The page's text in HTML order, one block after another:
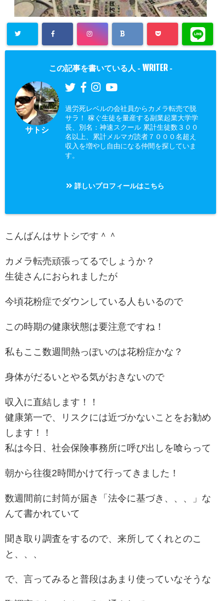
この記事を書いている人 - WRITER -
サトシ
過労死レベルの会社員からカメラ転売で脱
サラ！ 稼ぐ生徒を量産する副業起業大学学
長、別名：神速スクール 累計生徒数３００
名以上、累計メルマガ読者７０００名超え
収入を増やし自由になる仲間を探していま
す。
詳しいプロフィールはこちら
こんばんはサトシです＾＾
カメラ転売頑張ってるでしょうか？
生徒さんにおられましたが
今頃花粉症でダウンしている人もいるので
この時期の健康状態は要注意ですね！
私もここ数週間熱っぽいのは花粉症かな？
身体がだるいとやる気がおきないので
収入に直結します！！
健康第一で、リスクには近づかないことをお勧め
します！！
私は今日、社会保険事務所に呼び出しを喰らって
朝から往復2時間かけて行ってきました！
数週間前に封筒が届き「法令に基づき、、、」な
んて書かれていて
聞き取り調査をするので、来所してくれとのこ
と、、、
で、言ってみると普段はあまり使っていなそうな